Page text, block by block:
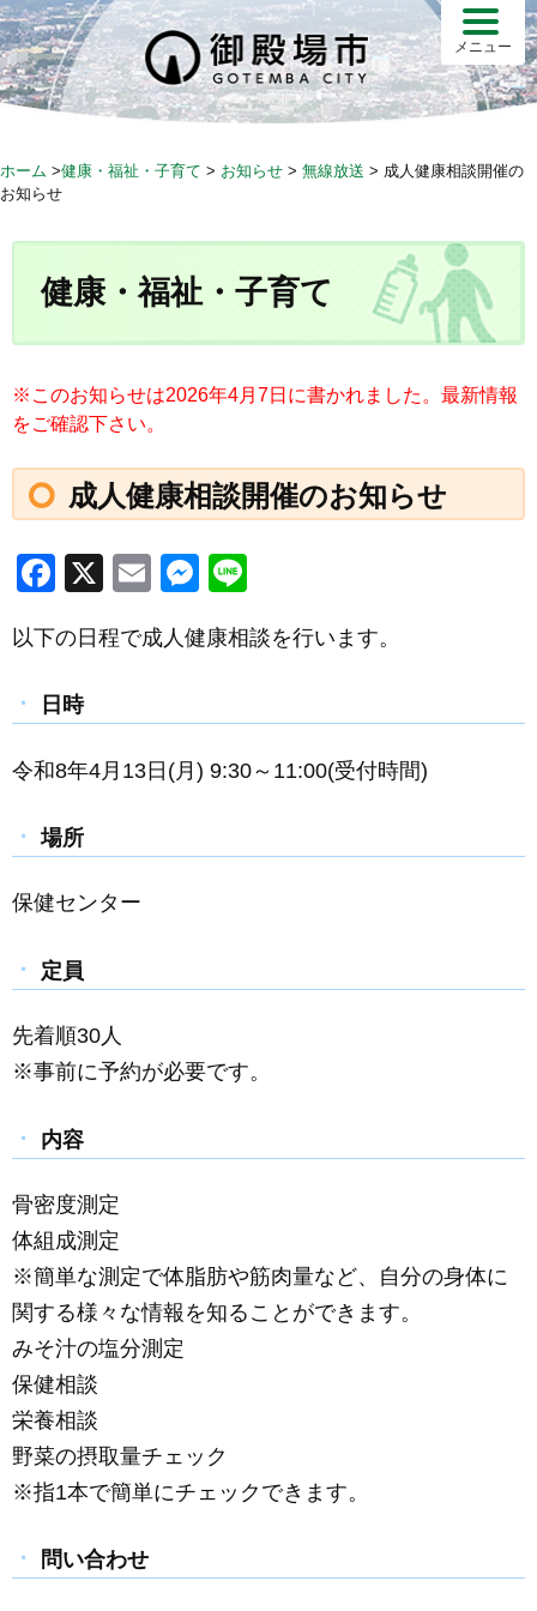
S
k
i
p
c
メニュー
ホーム >健康・福祉・子育て > お知らせ > 無線放送 > 成人健康相談開催の
お知らせ
健康・福祉・子育て
※このお知らせは2026年4月7日に書かれました。最新情報
をご確認下さい。
成人健康相談開催のお知らせ
F
c
e
b
o
k
X
E
ail
M
ss
n
g
e
以下の日程で成人健康相談を行います。
日時
令和8年4月13日(月) 9:30～11:00(受付時間)
場所
保健センター
定員
先着順30人
※事前に予約が必要です。
内容
骨密度測定
体組成測定
※簡単な測定で体脂肪や筋肉量など、自分の身体に
関する様々な情報を知ることができます。
みそ汁の塩分測定
保健相談
栄養相談
野菜の摂取量チェック
※指1本で簡単にチェックできます。
問い合わせ